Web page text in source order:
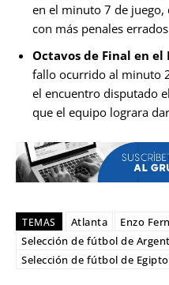
en el minuto 7 de
con más penales
Octavos de Final en
fallo ocurrido al minuto
el encuentro disputado
que el equipo lograra
TEMAS Atlanta Enzo
Selección de fútbol de
Selección de fútbol de Egipto